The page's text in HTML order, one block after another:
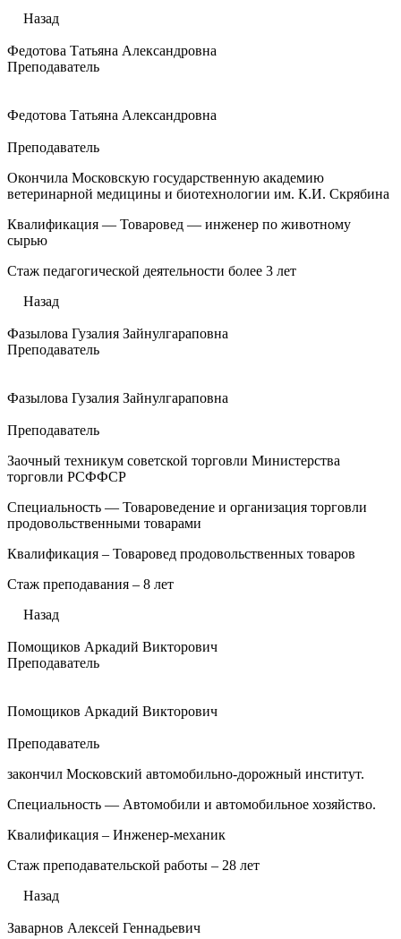
Назад
Федотова Татьяна Александровна
Преподаватель
Федотова Татьяна Александровна
Преподаватель
Окончила Московскую государственную академию
ветеринарной медицины и биотехнологии им. К.И. Скрябина
Квалификация — Товаровед — инженер по животному
сырью
Стаж педагогической деятельности более 3 лет
Назад
Фазылова Гузалия Зайнулгараповна
Преподаватель
Фазылова Гузалия Зайнулгараповна
Преподаватель
Заочный техникум советской торговли Министерства
торговли РСФФСР
Специальность — Товароведение и организация торговли
продовольственными товарами
Квалификация – Товаровед продовольственных товаров
Стаж преподавания – 8 лет
Назад
Помощиков Аркадий Викторович
Преподаватель
Помощиков Аркадий Викторович
Преподаватель
закончил Московский автомобильно-дорожный институт.
Специальность — Автомобили и автомобильное хозяйство.
Квалификация – Инженер-механик
Стаж преподавательской работы – 28 лет
Назад
Заварнов Алексей Геннадьевич